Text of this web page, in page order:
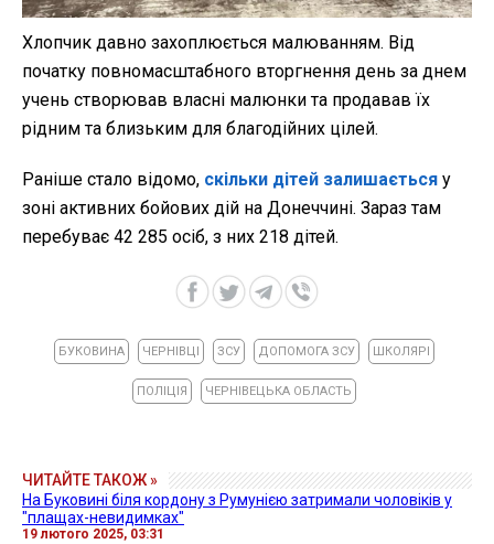
Хлопчик давно захоплюється малюванням. Від
початку повномасштабного вторгнення день за днем
учень створював власні малюнки та продавав їх
рідним та близьким для благодійних цілей.
Раніше стало відомо, скільки дітей залишається у
зоні активних бойових дій на Донеччині. Зараз там
перебуває 42 285 осіб, з них 218 дітей.
БУКОВИНА ЧЕРНІВЦІ ЗСУ ДОПОМОГА ЗСУ ШКОЛЯРІ
ПОЛІЦІЯ ЧЕРНІВЕЦЬКА ОБЛАСТЬ
ЧИТАЙТЕ ТАКОЖ »
На Буковині біля кордону з Румунією затримали чоловіків у
"плащах-невидимках"
19 лютого 2025, 03:31